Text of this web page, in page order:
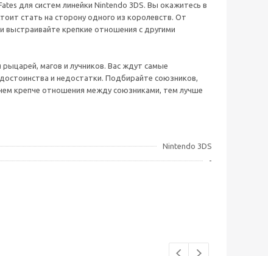
для систем линейки Nintendo 3DS. Вы окажитесь в
стать на сторону одного из королевств. От
крепкие отношения с другими
магов и лучников. Вас ждут самые
и недостатки. Подбирайте союзников,
крепче отношения между союзниками, тем лучше
Nintendo 3DS
-